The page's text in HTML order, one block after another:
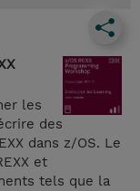
les
des
dans z/OS. Le
et
tels que la